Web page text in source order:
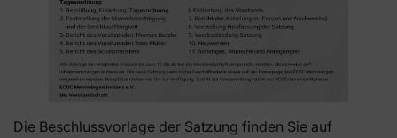
Die Beschlussvorlage der Satzung finden Sie auf